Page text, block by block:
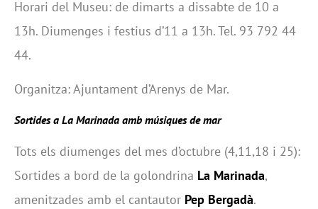
Horari del Museu: de dimarts a dissabte de 10 a
13h. Diumenges i festius d’11 a 13h. Tel. 93 792 44
44.
Organitza: Ajuntament d’Arenys de Mar.
Sortides a La Marinada amb músiques de mar
Tots els diumenges del mes d’octubre (4,11,18 i 25):
Sortides a bord de la golondrina La Marinada,
amenitzades amb el cantautor Pep Bergadà.